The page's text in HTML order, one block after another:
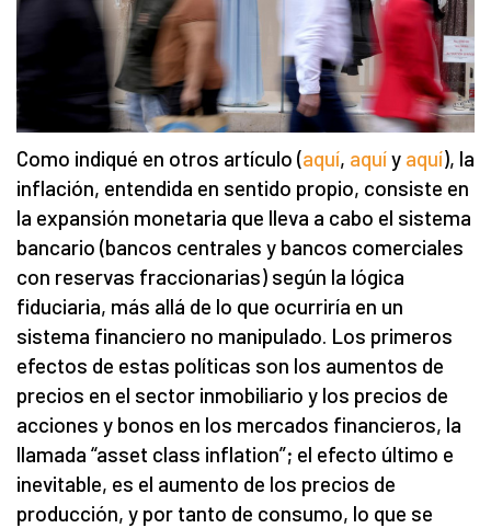
Como indiqué en otros artículo (aquí, aquíy aquí), la
inflación, entendida en sentido propio, consiste en
la expansión monetaria que lleva a cabo el sistema
bancario (bancos centrales y bancos comerciales
con reservas fraccionarias) según la lógica
fiduciaria, más allá de lo que ocurriría en un
sistema financiero no manipulado. Los primeros
efectos de estas políticas son los aumentos de
precios en el sector inmobiliario y los precios de
acciones y bonos en los mercados financieros, la
llamada “asset class inflation”; el efecto último e
inevitable, es el aumento de los precios de
producción, y por tanto de consumo, lo que se